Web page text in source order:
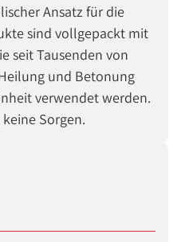
Ansatz für die
sind vollgepackt mit
seit Tausenden von
und Betonung
verwendet werden.
Sorgen.